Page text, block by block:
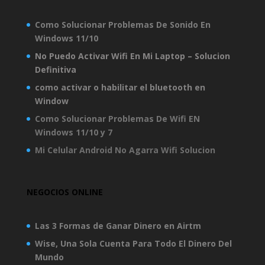
Como Solucionar Problemas De Sonido En
Windows 11/10
No Puedo Activar Wifi En Mi Laptop – Solucion
Definitiva
como activar o habilitar el bluetooth en
Window
Como Solucionar Problemas De Wifi EN
Windows 11/10 y 7
Mi Celular Android No Agarra Wifi Solucion
NEGOCIOS ONLINE
Las 3 Formas de Ganar Dinero en Airtm
Wise, Una Sola Cuenta Para Todo El Dinero Del
Mundo